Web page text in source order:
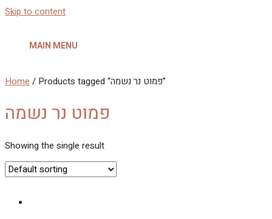
Skip to content
MAIN MENU
Home / Products tagged “פמוט נר נשמה”
פמוט נר נשמה
Showing the single result